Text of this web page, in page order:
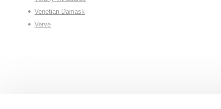
Venetian Damask
Verve